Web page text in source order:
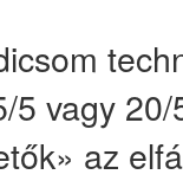
vagy
az